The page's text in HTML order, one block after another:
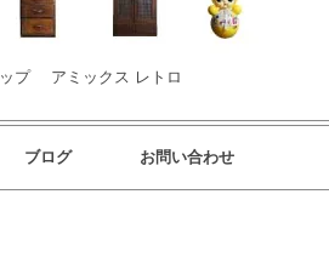
ップ アミックス レトロ
ブログ お問い合わせ